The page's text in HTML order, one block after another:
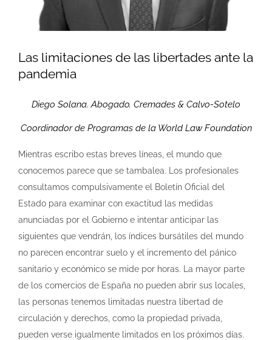
Las limitaciones de las libertades ante la
pandemia
Diego Solana. Abogado. Cremades & Calvo-Sotelo
Coordinador de Programas de la World Law Foundation
Mientras escribo estas breves líneas, el mundo que
conocemos parece que se tambalea. Los profesionales
consultamos compulsivamente el Boletín Oficial del
Estado para examinar con exactitud las medidas
anunciadas por el Gobierno e intentar anticipar las
siguientes que vendrán, los índices bursátiles del mundo
no parecen encontrar suelo y el incremento del pánico
sanitario y económico se mide por horas. La mayor parte
de los comercios de España no pueden abrir sus locales,
las personas tenemos limitadas nuestra libertad de
circulación y derechos, como la propiedad privada,
pueden verse igualmente limitados en los próximos días.